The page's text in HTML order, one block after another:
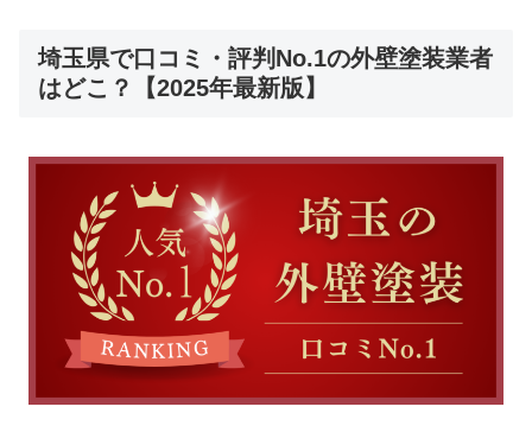
埼玉県で口コミ・評判No.1の外壁塗装業者
はどこ？【2025年最新版】